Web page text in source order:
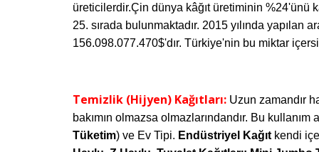
üreticilerdir.Çin dünya kâğıt üretiminin %24'ünü
25. sırada bulunmaktadır. 2015 yılında yapılan
156.098.077.470$'dır. Türkiye'nin bu miktar
Temizlik (Hijyen) Kağıtları: Uzun zamandır
bakımın olmazsa olmazlarındandır. Bu kullanım
Tüketim) ve Ev Tipi. Endüstriyel Kağıt kendi